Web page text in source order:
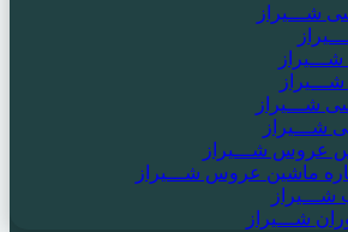
شـــیراز
شـــیراز
شـــیراز
عروس شـــیراز
ماشین عروس شـــیراز
شـــیراز